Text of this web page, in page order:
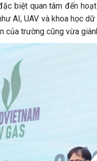
biệt quan tâm đến
AI, UAV và khoa học
của trường cũng vừa